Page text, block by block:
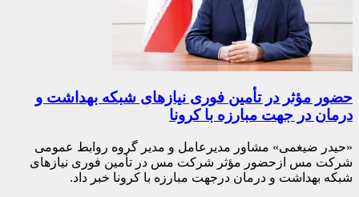
حضور مؤثر در تأمین فوری نیازهای شبکه بهداشت و
درمان در جهت مبارزه با کرونا
«حیدر ضیغمی» مشاور مدیرعامل و مدیر گروه روابط عمومی
شرکت مس ازحضور مؤثر شرکت مس در تأمین فوری نیازهای
شبکه بهداشت و درمان درجهت مبارزه با کرونا خبر داد.